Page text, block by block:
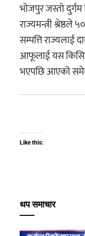
भोजपुर जस्तो
राज्यमन्त्री श्रेष्ठले
सम्पत्ति राज्यलाई
आफूलाई यस
भएपछि आएको
Like this:
थप समाचार